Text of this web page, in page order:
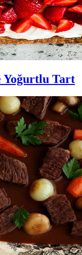
Yoğurtlu Tart